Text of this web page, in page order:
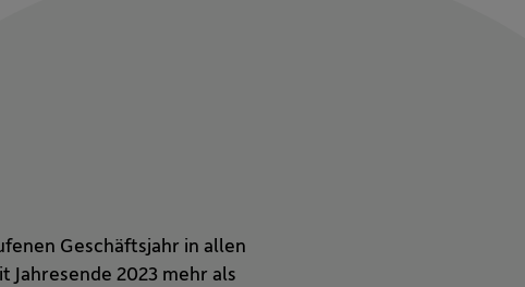
Geschäftsjahr in allen
2023 mehr als